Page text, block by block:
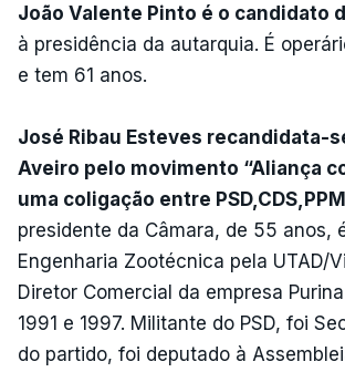
João Valente Pinto é o candidato
à presidência da autarquia. É
e tem 61 anos.
José Ribau Esteves recandidata-
Aveiro pelo movimento “Aliança
uma coligação entre PSD,CDS,PPM
presidente da Câmara, de 55 anos,
Engenharia Zootécnica pela UTAD/
Diretor Comercial da empresa
1991 e 1997. Militante do PSD, foi
do partido, foi deputado à